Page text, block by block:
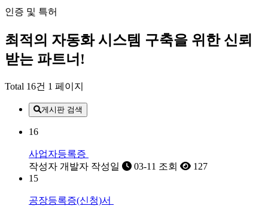
인증 및 특허
최적의 자동화 시스템 구축을 위한 신뢰
받는 파트너!
Total 16건 1 페이지
게시판 검색
16
사업자등록증
작성자 개발자 작성일 03-11 조회
127
15
공장등록증(신청)서